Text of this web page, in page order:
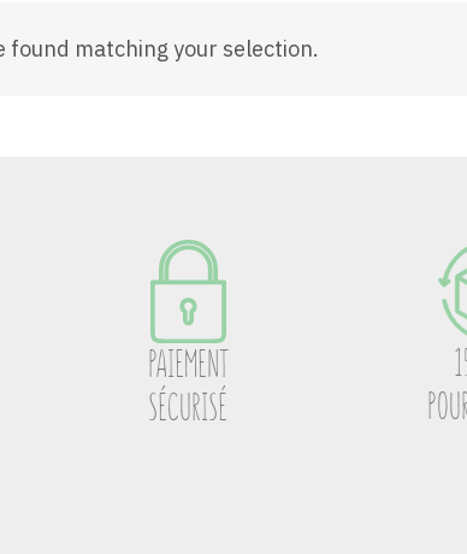
found matching your selection.
PAIEMENT
SÉCURISÉ